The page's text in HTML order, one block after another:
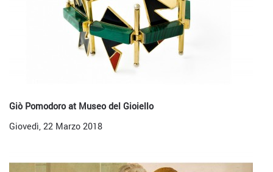
Giò Pomodoro at Museo del Gioiello
Giovedì, 22 Marzo 2018